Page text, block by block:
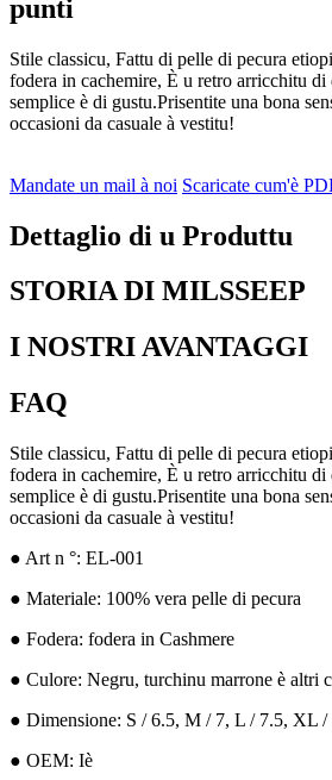
punti
Stile classicu, Fattu di pelle di pecura
fodera in cachemire, È u retro arricchitu di
semplice è di gustu.Prisentite una bona
occasioni da casuale à vestitu!
Mandate un mail à noi Scaricate cum'è
Dettaglio di u Produttu
STORIA DI MILSSEEP
I NOSTRI AVANTAGGI
FAQ
Stile classicu, Fattu di pelle di pecura
fodera in cachemire, È u retro arricchitu di
semplice è di gustu.Prisentite una bona
occasioni da casuale à vestitu!
● Art n °: EL-001
● Materiale: 100% vera pelle di pecura
● Fodera: fodera in Cashmere
● Culore: Negru, turchinu marrone è altri
● Dimensione: S / 6.5, M / 7, L / 7.5, XL /
● OEM: Iè